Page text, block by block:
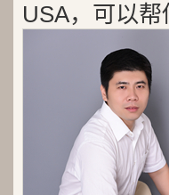
USA，可以